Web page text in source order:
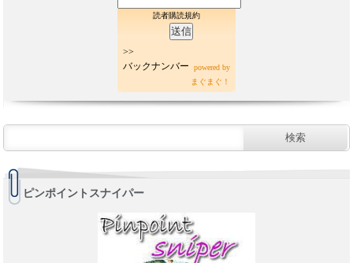
読者購読規約
>>
バックナンバー
powered by
まぐまぐ！
ピンポイントスナイパー